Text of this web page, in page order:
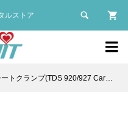
ルストア 

ンプ(TDS 920/927 Carbon Frame/#0291604)